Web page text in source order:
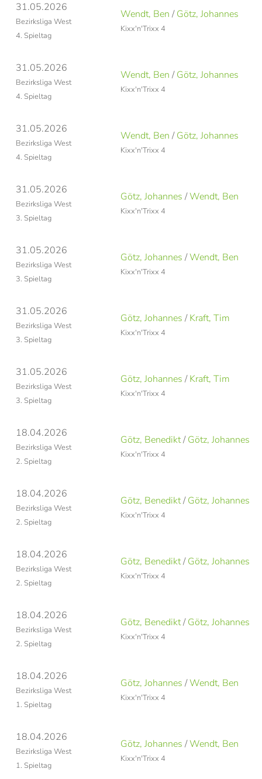
31.05.2026
Bezirksliga West
4. Spieltag
Wendt, Ben /Götz, Johannes
Kixx'n'Trixx 4
31.05.2026
Bezirksliga West
4. Spieltag
Wendt, Ben /Götz, Johannes
Kixx'n'Trixx 4
31.05.2026
Bezirksliga West
4. Spieltag
Wendt, Ben /Götz, Johannes
Kixx'n'Trixx 4
31.05.2026
Bezirksliga West
3. Spieltag
Götz, Johannes /Wendt, Ben
Kixx'n'Trixx 4
31.05.2026
Bezirksliga West
3. Spieltag
Götz, Johannes /Wendt, Ben
Kixx'n'Trixx 4
31.05.2026
Bezirksliga West
3. Spieltag
Götz, Johannes /Kraft, Tim
Kixx'n'Trixx 4
31.05.2026
Bezirksliga West
3. Spieltag
Götz, Johannes /Kraft, Tim
Kixx'n'Trixx 4
18.04.2026
Bezirksliga West
2. Spieltag
Götz, Benedikt/Götz, Johannes
Kixx'n'Trixx 4
18.04.2026
Bezirksliga West
2. Spieltag
Götz, Benedikt/Götz, Johannes
Kixx'n'Trixx 4
18.04.2026
Bezirksliga West
2. Spieltag
Götz, Benedikt/Götz, Johannes
Kixx'n'Trixx 4
18.04.2026
Bezirksliga West
2. Spieltag
Götz, Benedikt/Götz, Johannes
Kixx'n'Trixx 4
18.04.2026
Bezirksliga West
1. Spieltag
Götz, Johannes /Wendt, Ben
Kixx'n'Trixx 4
18.04.2026
Bezirksliga West
1. Spieltag
Götz, Johannes /Wendt, Ben
Kixx'n'Trixx 4